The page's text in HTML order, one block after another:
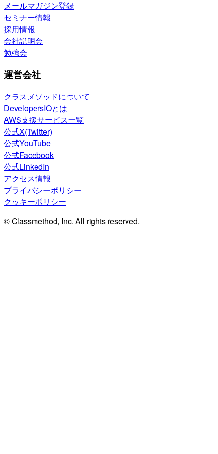
メールマガジン登録
セミナー情報
採用情報
会社説明会
勉強会
運営会社
クラスメソッドについて
DevelopersIOとは
AWS支援サービス一覧
公式X(Twitter)
公式YouTube
公式Facebook
公式LinkedIn
アクセス情報
プライバシーポリシー
クッキーポリシー
© Classmethod, Inc. All rights reserved.